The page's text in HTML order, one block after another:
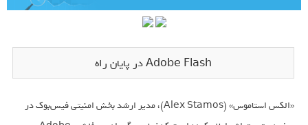
Adobe Flash در پایان راه
«الکس استاموس» (Alex Stamos)، مدیر ارشد بخش امنیتی فیس‌بوک در